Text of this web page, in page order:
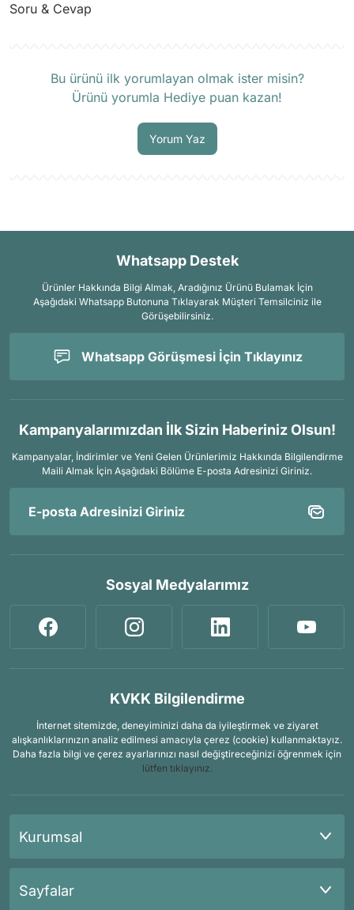
Soru & Cevap
Bu ürünü ilk yorumlayan olmak ister misin?
Ürünü yorumla Hediye puan kazan!
Yorum Yaz
Whatsapp Destek
Ürünler Hakkında Bilgi Almak, Aradığınız Ürünü Bulamak İçin
Aşağıdaki Whatsapp Butonuna Tıklayarak Müşteri Temsilciniz ile
Görüşebilirsiniz.
Whatsapp Görüşmesi İçin Tıklayınız
Kampanyalarımızdan İlk Sizin Haberiniz Olsun!
Kampanyalar, İndirimler ve Yeni Gelen Ürünlerimiz Hakkında Bilgilendirme
Maili Almak İçin Aşağıdaki Bölüme E-posta Adresinizi Giriniz.
Sosyal Medyalarımız
KVKK Bilgilendirme
İnternet sitemizde, deneyiminizi daha da iyileştirmek ve ziyaret
alışkanlıklarınızın analiz edilmesi amacıyla çerez (cookie) kullanmaktayız.
Daha fazla bilgi ve çerez ayarlarınızı nasıl değiştireceğinizi öğrenmek için
lütfen tıklayınız.
Kurumsal
Sayfalar